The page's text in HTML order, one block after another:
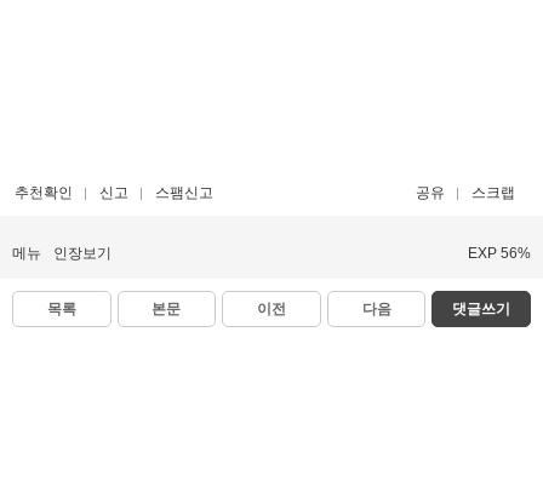
추천확인 신고 스팸신고 공유 스크랩
메뉴 인장보기 EXP 56%
목록 본문 이전 다음 댓글쓰기